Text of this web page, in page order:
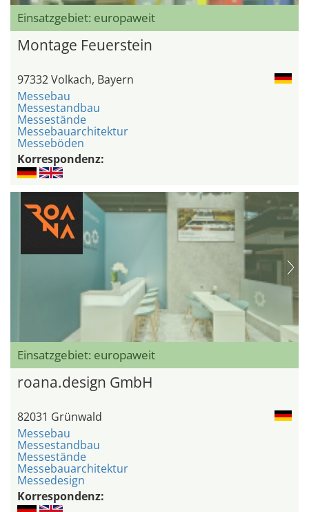
Einsatzgebiet: europaweit
Montage Feuerstein
97332 Volkach, Bayern
Messebau
Messestandbau
Messestände
Messebauarchitektur
Messeböden
Korrespondenz:
Einsatzgebiet: europaweit
roana.design GmbH
82031 Grünwald
Messebau
Messestandbau
Messestände
Messebauarchitektur
Messedesign
Korrespondenz: